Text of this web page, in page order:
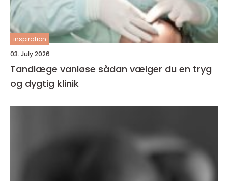
inspiration
03. July 2026
Tandlæge vanløse sådan vælger du en tryg
og dygtig klinik